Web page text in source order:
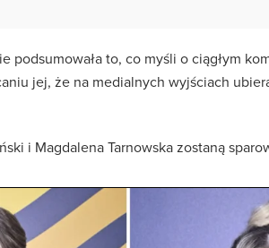
podsumowała to, co myśli o ciągłym
jej, że na medialnych wyjściach
i Magdalena Tarnowska zostaną